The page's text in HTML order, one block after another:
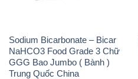
Sodium Bicarbonate – Bicar
NaHCO3 Food Grade 3 Chữ
GGG Bao Jumbo ( Bành )
Trung Quốc China